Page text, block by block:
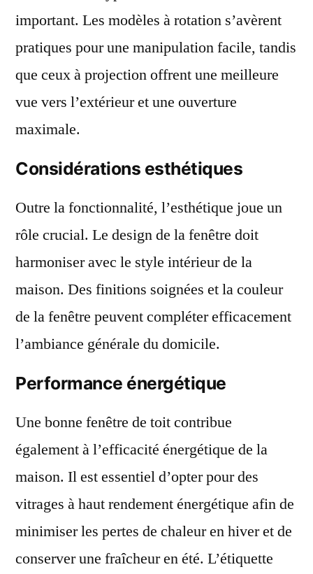
important. Les modèles à rotation s’avèrent
pratiques pour une manipulation facile, tandis
que ceux à projection offrent une meilleure
vue vers l’extérieur et une ouverture
maximale.
Considérations esthétiques
Outre la fonctionnalité, l’esthétique joue un
rôle crucial. Le design de la fenêtre doit
harmoniser avec le style intérieur de la
maison. Des finitions soignées et la couleur
de la fenêtre peuvent compléter efficacement
l’ambiance générale du domicile.
Performance énergétique
Une bonne fenêtre de toit contribue
également à l’efficacité énergétique de la
maison. Il est essentiel d’opter pour des
vitrages à haut rendement énergétique afin de
minimiser les pertes de chaleur en hiver et de
conserver une fraîcheur en été. L’étiquette